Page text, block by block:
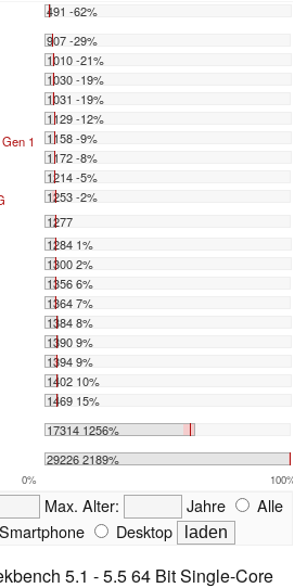
491 -62%
907 -29%
1010 -21%
1030 -19%
1031 -19%
1129 -12%
1
1158 -9%
1172 -8%
1214 -5%
1253 -2%
1277
1284 1%
1300 2%
1356 6%
1364 7%
1384 8%
1390 9%
1394 9%
1402 10%
1469 15%
17314 1256%
29226 2189%
0% 100%
Max. Alter: Jahre
Alle
Smartphone Desktop
5.1 - 5.5 64 Bit Single-Core